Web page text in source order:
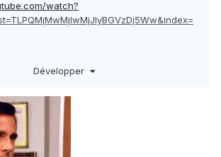
watch?
Développer